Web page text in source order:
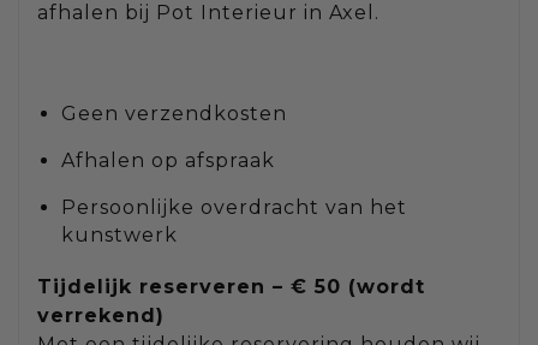
afhalen bij Pot Interieur in Axel.
Geen verzendkosten
Afhalen op afspraak
Persoonlijke overdracht van het
kunstwerk
Tijdelijk reserveren – € 50 (wordt
verrekend)